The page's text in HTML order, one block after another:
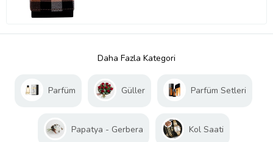
Daha Fazla Kategori
Parfüm Güller Parfüm Setleri
Papatya - Gerbera Kol Saati